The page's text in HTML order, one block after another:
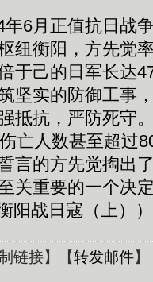
6月正值抗日战
纽衡阳，方先觉
于己的日军长达
坚实的防御工事
抵抗，严防死守
亡人数甚至超过
言的方先觉掏出
关重要的一个决
阳战日寇（上））
链接】【转发邮件】